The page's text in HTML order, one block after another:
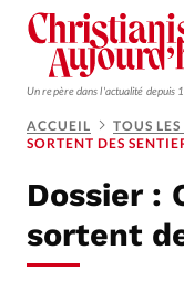
Un repère dans l'actualité depuis
Monde
Eglises
ACCUEIL TOUS
SORTENT DES
Dossier :
sortent